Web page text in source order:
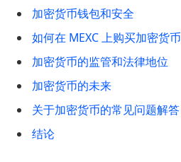
加密货币钱包和安全
如何在 MEXC 上购买加密货
加密货币的监管和法律地位
加密货币的未来
关于加密货币的常见问题解答
结论